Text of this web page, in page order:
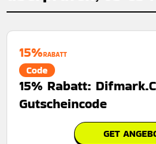
15%RABATT
Code
15% Rabatt:
Gutscheincode
GET